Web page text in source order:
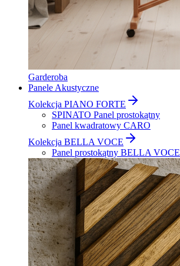
Garderoba
Panele Akustyczne
Kolekcja PIANO FORTE
SPINATO Panel prostokątny
Panel kwadratowy CARO
Kolekcja BELLA VOCE
Panel prostokątny BELLA VOCE